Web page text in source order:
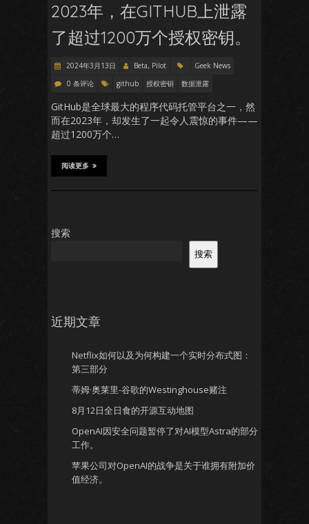
2023年，在GITHUB上泄露
了超过1200万个授权密钥。
2024年3月13日 Beta, Pilot
Geek News
0 条评论
github 授权密钥 数据泄露
GitHub是全球最大的程序代码托管平台之一，然
而在2023年，却发生了一起令人震惊的事件——
超过1200万个…
阅读更多
搜索
搜索
近期文章
Netflix如何以及为何构建一个实时分布式图：
第三部分
蒂姆·奥莱里-谷歌的Westinghouse赌注
8月12日全日食的开源互动地图
OpenAI因安全问题暂停了对AI模型Astra的部分
工作。
苹果公司对OpenAI的战争是关于谁拥有附加价
值经济。